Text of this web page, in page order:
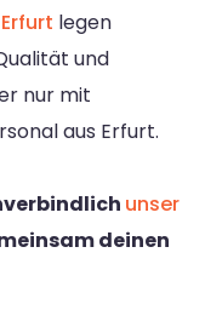
legen
und
nur mit
aus Erfurt.
unser
deinen